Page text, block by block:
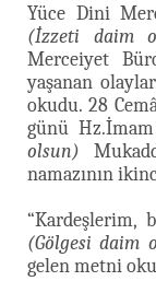
Yüce Dini
(İzzeti daim
Merceiyet
yaşanan
okudu. 28
günü
olsun)
namazının
“Kardeşlerim,
(Gölgesi daim
gelen metni